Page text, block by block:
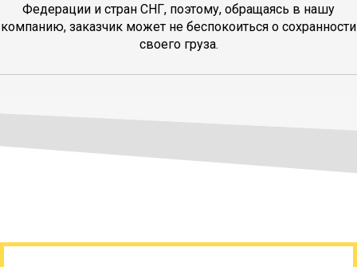
Федерации и стран СНГ, поэтому, обращаясь в нашу
компанию, заказчик может не беспокоиться о сохранности
своего груза.